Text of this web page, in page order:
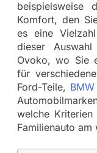
beispielsweise
Komfort, den
es eine
dieser
Ovoko, wo Sie
für
Ford-Teile,
welche
Familienauto